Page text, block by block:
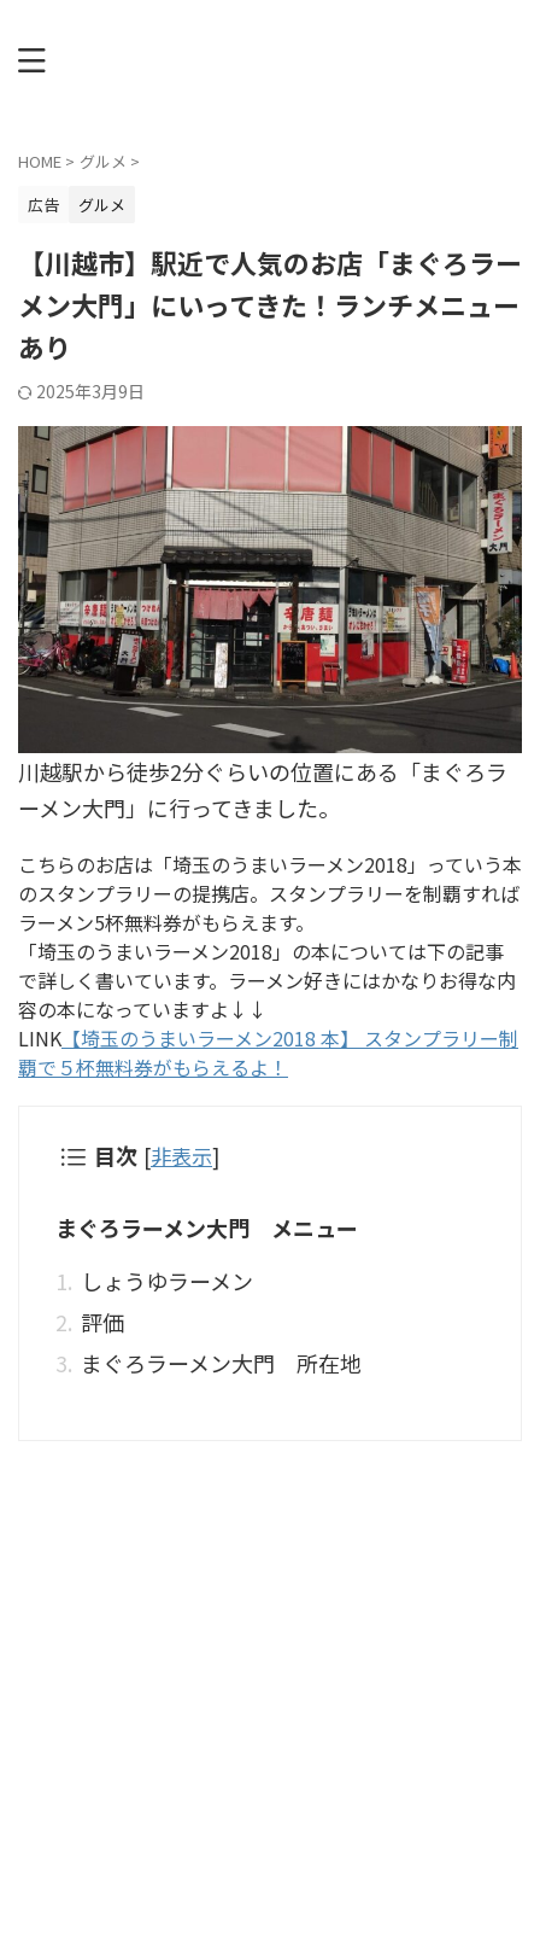
HOME > グルメ >
広告
グルメ
【川越市】駅近で人気のお店「まぐろラー
メン大門」にいってきた！ランチメニュー
あり
2025年3月9日
川越駅から徒歩2分ぐらいの位置にある「まぐろラ
ーメン大門」に行ってきました。
こちらのお店は「埼玉のうまいラーメン2018」っていう本
のスタンプラリーの提携店。スタンプラリーを制覇すれば
ラーメン5杯無料券がもらえます。
「埼玉のうまいラーメン2018」の本については下の記事
で詳しく書いています。ラーメン好きにはかなりお得な内
容の本になっていますよ↓↓
LINK 【埼玉のうまいラーメン2018 本】 スタンプラリー制
覇で５杯無料券がもらえるよ！
目次 [非表示]
まぐろラーメン大門 メニュー
しょうゆラーメン
評価
まぐろラーメン大門 所在地